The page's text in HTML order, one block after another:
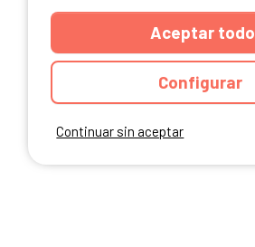
Continuar sin aceptar
Aceptar todo
Configurar